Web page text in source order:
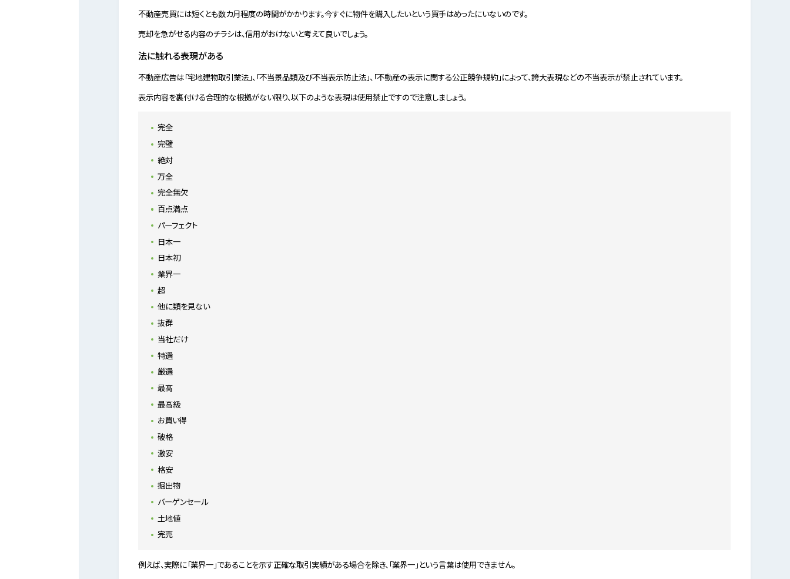
不動産売買には短くとも数カ月程度の時間がかかります。今すぐに物件を購入したいという買手はめったにいないのです。
売却を急がせる内容のチラシは、信用がおけないと考えて良いでしょう。
法に触れる表現がある
不動産広告は「宅地建物取引業法」、「不当景品類及び不当表示防止法」、「不動産の表示に関する公正競争規約」によって、誇大表現などの不当表示が禁止されています。
表示内容を裏付ける合理的な根拠がない限り、以下のような表現は使用禁止ですので注意しましょう。
完全
完璧
絶対
万全
完全無欠
百点満点
パーフェクト
日本一
日本初
業界一
超
他に類を見ない
抜群
当社だけ
特選
厳選
最高
最高級
お買い得
破格
激安
格安
掘出物
バーゲンセール
土地値
完売
例えば、実際に「業界一」であることを示す正確な取引実績がある場合を除き、「業界一」という言葉は使用できません。